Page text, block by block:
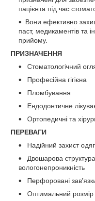
пацієнта під час
Вони ефективно
паст, медикаментів та
прийому.
ПРИЗНАЧЕННЯ
Стоматологічний
Професійна гігієна
Пломбування
Ендодонтичне
Ортопедичні та
ПЕРЕВАГИ
Надійний захист
Двошарова
вологонепроникність
Перфоровані
Оптимальний розмір